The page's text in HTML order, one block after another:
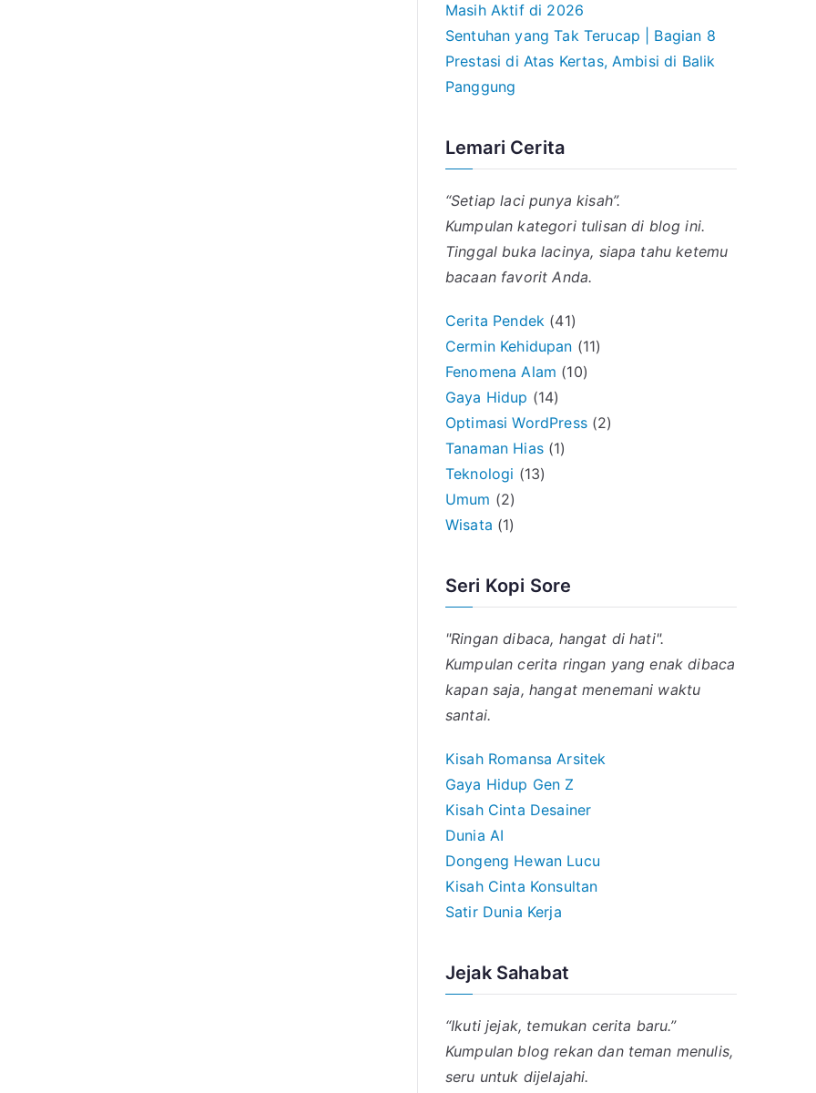
Masih Aktif di 2026
Sentuhan yang Tak Terucap | Bagian 8
Prestasi di Atas Kertas, Ambisi di Balik
Panggung
Lemari Cerita
“Setiap laci punya kisah”.
Kumpulan kategori tulisan di blog ini.
Tinggal buka lacinya, siapa tahu ketemu
bacaan favorit Anda.
Cerita Pendek (41)
Cermin Kehidupan (11)
Fenomena Alam (10)
Gaya Hidup (14)
Optimasi WordPress(2)
Tanaman Hias(1)
Teknologi (13)
Umum (2)
Wisata (1)
Seri Kopi Sore
"Ringan dibaca, hangat di hati".
Kumpulan cerita ringan yang enak dibaca
kapan saja, hangat menemani waktu
santai.
Kisah Romansa Arsitek
Gaya Hidup Gen Z
Kisah Cinta Desainer
Dunia AI
Dongeng Hewan Lucu
Kisah Cinta Konsultan
Satir Dunia Kerja
Jejak Sahabat
“Ikuti jejak, temukan cerita baru.”
Kumpulan blog rekan dan teman menulis,
seru untuk dijelajahi.